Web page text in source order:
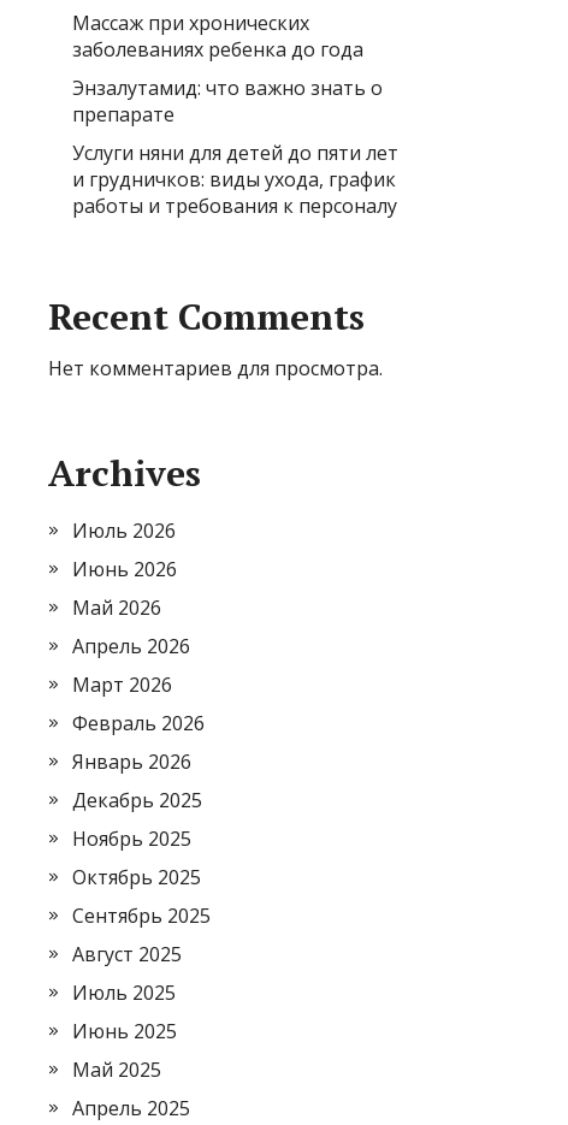
Массаж при хронических
заболеваниях ребенка до года
Энзалутамид: что важно знать о
препарате
Услуги няни для детей до пяти лет
и грудничков: виды ухода, график
работы и требования к персоналу
Recent Comments
Нет комментариев для просмотра.
Archives
Июль 2026
Июнь 2026
Май 2026
Апрель 2026
Март 2026
Февраль 2026
Январь 2026
Декабрь 2025
Ноябрь 2025
Октябрь 2025
Сентябрь 2025
Август 2025
Июль 2025
Июнь 2025
Май 2025
Апрель 2025